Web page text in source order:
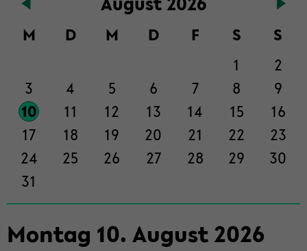
Haupt­
halt
wech­
seln
M D M D F S
S
1
2
3
4 5 6 7 8
9
10
11 12 13 14 15
16
17
18 19 20 21 22
23
24
25 26 27 28 29
30
31
Mon­tag 10. Au­gust2026